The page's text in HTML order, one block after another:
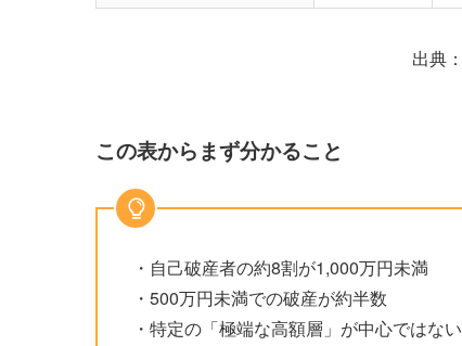
出典：
この表からまず分かること
・自己破産者の約8割が1,000万円未満
・500万円未満での破産が約半数
・特定の「極端な高額層」が中心ではない